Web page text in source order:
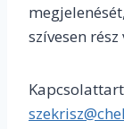
szívesen